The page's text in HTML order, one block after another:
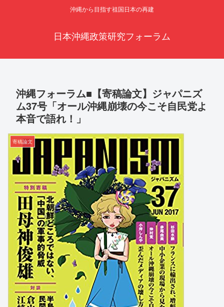
沖縄から目指す祖国日本の再建
日本沖縄政策研究フォーラム
沖縄フォーラム■【寄稿論文】ジャパニズ
ム37号「オール沖縄崩壊の今こそ自民党よ
本音で語れ！」
寄稿論文